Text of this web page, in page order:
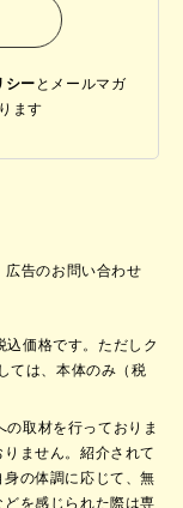
シー と メールマガ
ます
広告のお問い合わせ
価格です。ただしク
ては、本体のみ（税
取材を行っておりま
ません。紹介されて
の体調に応じて、無
を感じられた際は専